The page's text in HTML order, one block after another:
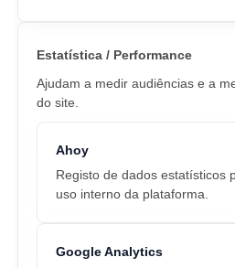
Estatística / Performance
Ajudam a medir audiências e a
do site.
Ahoy
Registo de dados estatísticos
uso interno da plataforma.
Google Analytics